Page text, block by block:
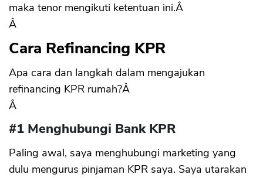
maka tenor mengikuti ketentuan ini.Â
Â
Cara Refinancing KPR
Apa cara dan langkah dalam mengajukan
refinancing KPR rumah?Â
Â
#1 Menghubungi Bank KPR
Paling awal, saya menghubungi marketing yang
dulu mengurus pinjaman KPR saya. Saya utarakan